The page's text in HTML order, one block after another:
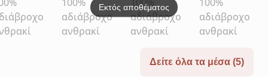
Δείτε όλα τα μέσα (5)
Εκτός αποθέματος